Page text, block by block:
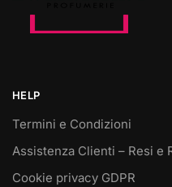
HELP
Termini e Condizioni
Assistenza Clienti – Resi e
Cookie privacy GDPR